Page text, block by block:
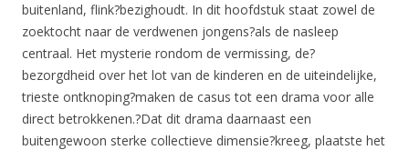
buitenland, flink?bezighoudt. In dit hoofdstuk staat zowel de
zoektocht naar de verdwenen jongens?als de nasleep
centraal. Het mysterie rondom de vermissing, de?
bezorgdheid over het lot van de kinderen en de uiteindelijke,
trieste ontknoping?maken de casus tot een drama voor alle
direct betrokkenen.?Dat dit drama daarnaast een
buitengewoon sterke collectieve dimensie?kreeg, plaatste het